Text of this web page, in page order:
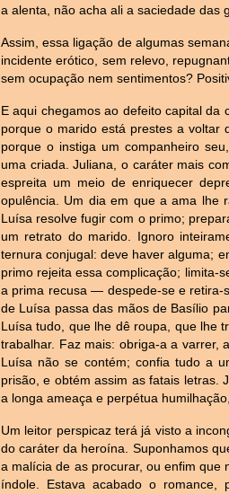
a alenta, não acha ali a saciedade das
Assim, essa ligação de algumas
incidente erótico, sem relevo,
sem ocupação nem sentimentos?
E aqui chegamos ao defeito capital da
porque o marido está prestes a voltar
porque o instiga um companheiro
uma criada. Juliana, o caráter mais
espreita um meio de enriquecer
opulência. Um dia em que a ama lhe
Luísa resolve fugir com o primo;
um retrato do marido. Ignoro
ternura conjugal: deve haver alguma;
primo rejeita essa complicação;
a prima recusa — despede-se e retira-
de Luísa passa das mãos de Basílio
Luísa tudo, que lhe dê roupa, que lhe
trabalhar. Faz mais: obriga-a a varrer,
Luísa não se contém; confia tudo a
prisão, e obtém assim as fatais letras.
a longa ameaça e perpétua
Um leitor perspicaz terá já visto a
do caráter da heroína. Suponhamos
a malícia de as procurar, ou enfim que
índole. Estava acabado o